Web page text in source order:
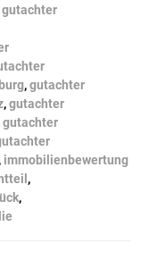
gutachter
,gutachter
,gutachter
gutachter
, immobilienbewertung
,
,